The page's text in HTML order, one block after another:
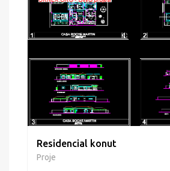
Residencial konut
Proje